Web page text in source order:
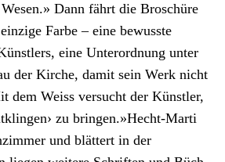
Dann fährt die Broschüre
Farbe – eine bewusste
eine Unterord­nung unter
der Kirche, damit sein Werk nicht
dem Weiss ver­sucht der Kün­stler,
zu brin­gen.»Hecht-Mar­ti
und blät­tert in der